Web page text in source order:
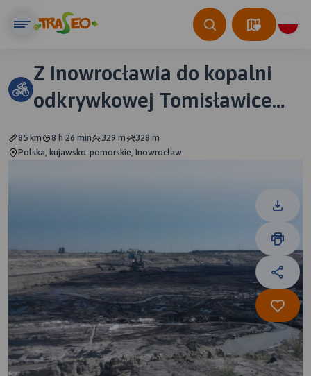
Z Inowrocławia do kopalni
odkrywkowej Tomisławice
Parku Tysiąclecia
85 km 8 h 26 min 329 m
328 m
Polska, kujawsko-pomorskie, Inowrocław